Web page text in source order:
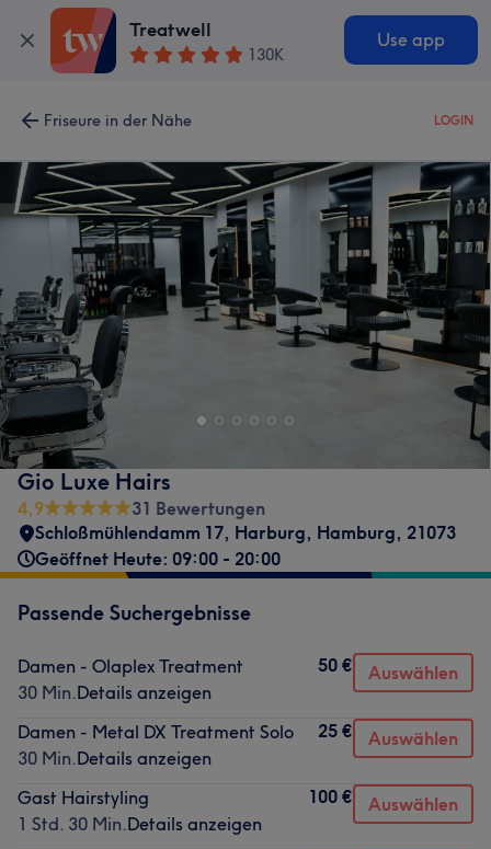
Treatwell
130K
Use app
Friseure in der Nähe LOGIN
Gio Luxe Hairs
4,9
31 Bewertungen
Schloßmühlendamm 17, Harburg, Hamburg, 21073
Geöffnet Heute: 09:00 - 20:00
Passende Suchergebnisse
Damen - Olaplex Treatment
30 Min.Details anzeigen
50 € Auswählen
Damen - Metal DX Treatment Solo
30 Min.Details anzeigen
25 € Auswählen
Gast Hairstyling
1 Std. 30 Min.Details anzeigen
100 € Auswählen